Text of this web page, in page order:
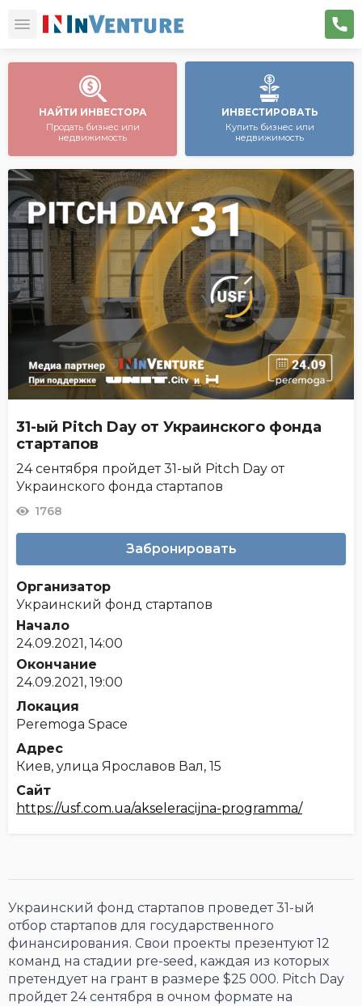
НАЙТИ ИНВЕСТОРА
Продать бизнес или
недвижимость
ИНВЕСТИРОВАТЬ
Купить бизнес или
недвижимость
31-ый Pitch Day от Украинского фонда
стартапов
24 сентября пройдет 31-ый Pitch Day от
Украинского фонда стартапов
1768
Забронировать
Организатор
Украинский фонд стартапов
Начало
24.09.2021, 14:00
Окончание
24.09.2021, 19:00
Локация
Peremoga Space
Адрес
Киев, улица Ярославов Вал, 15
Сайт
https://usf.com.ua/akseleracijna-programma/
Украинский фонд стартапов проведет 31-ый
отбор стартапов для государственного
финансирования. Свои проекты презентуют 12
команд на стадии pre-seed, каждая из которых
претендует на грант в размере $25 000. Pitch Day
пройдет 24 сентября в очном формате на